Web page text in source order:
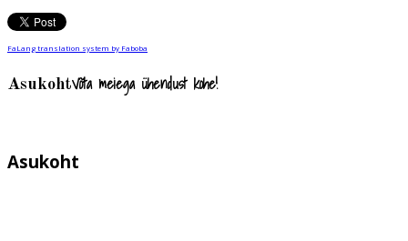
FaLang translation system by Faboba
AsukohtVõta meiega ühendust kohe!
Asukoht